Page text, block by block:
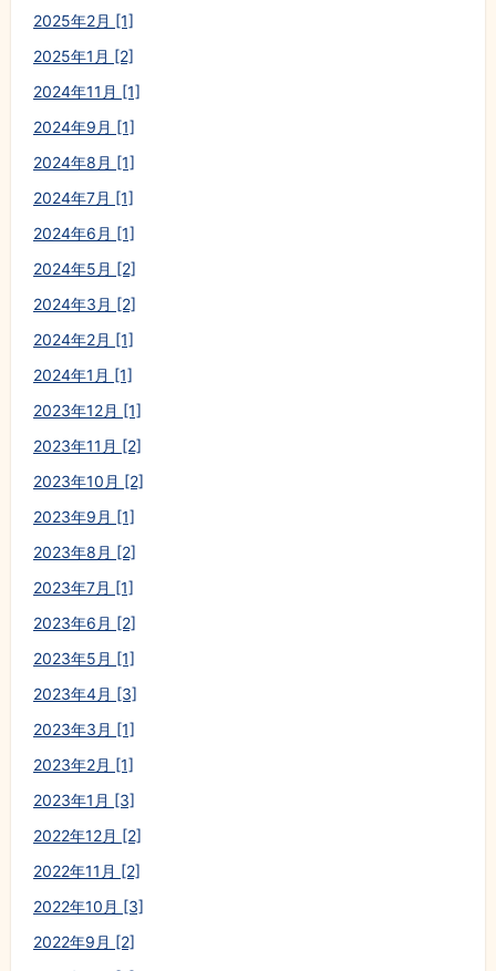
2025年2月 [1]
2025年1月 [2]
2024年11月 [1]
2024年9月 [1]
2024年8月 [1]
2024年7月 [1]
2024年6月 [1]
2024年5月 [2]
2024年3月 [2]
2024年2月 [1]
2024年1月 [1]
2023年12月 [1]
2023年11月 [2]
2023年10月 [2]
2023年9月 [1]
2023年8月 [2]
2023年7月 [1]
2023年6月 [2]
2023年5月 [1]
2023年4月 [3]
2023年3月 [1]
2023年2月 [1]
2023年1月 [3]
2022年12月 [2]
2022年11月 [2]
2022年10月 [3]
2022年9月 [2]